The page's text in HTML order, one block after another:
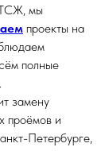
ТСЖ, мы
проекты на
полные
замену
проёмов и
Петербурге,